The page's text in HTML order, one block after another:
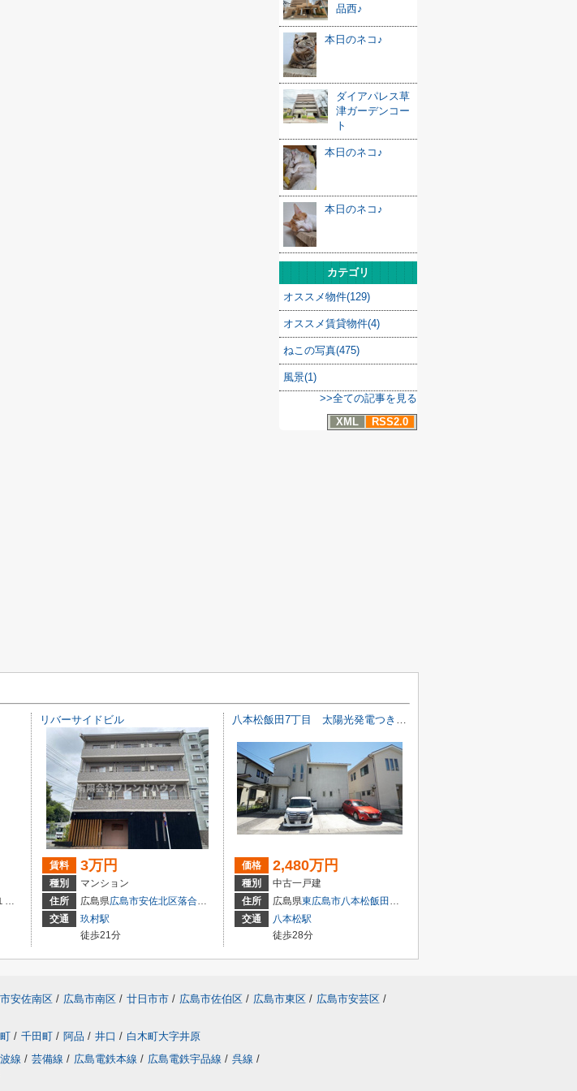
品西♪
本日のネコ♪
ダイアパレス草
津ガーデンコー
ト
本日のネコ♪
本日のネコ♪
カテゴリ
オススメ物件(129)
オススメ賃貸物件(4)
ねこの写真(475)
風景(1)
>>全ての記事を見る
XML
RSS2.0
3-9
リバーサイドビル
賃料 3万円
種別
マンション
住所
広島県広島市安佐北区落合南
２丁目1-18
交通
玖村駅
徒歩21分
八本松飯田7丁目 太陽光発電つき４ＬＤＫ＋Ｓ、ウッドデッキ、サンルーム
価格 2,480万円
種別
中古一戸建
住所
広島県東広島市八本松飯田 ７丁目
交通
八本松駅
徒歩28分
安佐南区 / 広島市南区 / 廿日市市 / 広島市佐伯区 / 広島市東区 / 広島市安芸区 /
/ 千田町 / 阿品 / 井口 / 白木町大字井原
線 / 芸備線 / 広島電鉄本線 / 広島電鉄宇品線 / 呉線 /